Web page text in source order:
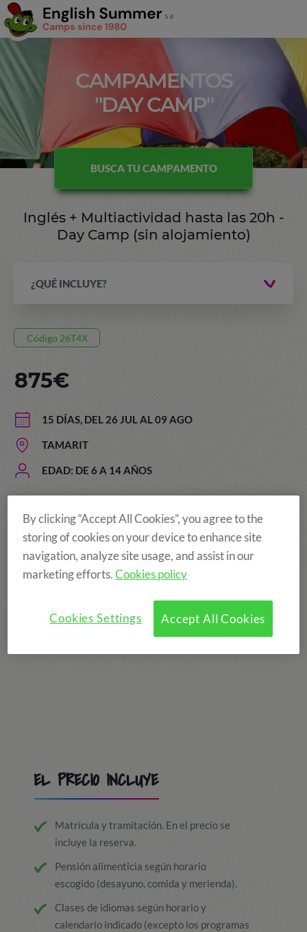
CAMPAMENTOS
"DAY CAMP"
BUSCA TU CAMPAMENTO
Inglés + Multiactividad hasta las 20h -
Day Camp (sin alojamiento)
¿QUÉ INCLUYE?
Código 26T4X
15 DÍAS, DEL 26 JUL AL 09 AGO
TAMARIT
EDAD: DE 6 A 14 AÑOS
875€
El precio de los campamentos
incluye:
EL PRECIO INCLUYE
Matrícula y tramitación. En el precio se
incluye la reserva.
Pensión alimenticia según horario
escogido (desayuno, comida y merienda).
Clases de idiomas según horario y
calendario indicado (excepto los programas
By clicking “Accept All Cookies”, you agree to the
storing of cookies on your device to enhance site
navigation, analyze site usage, and assist in our
marketing efforts.Cookies policy
Accept All Cookies
Cookies Settings